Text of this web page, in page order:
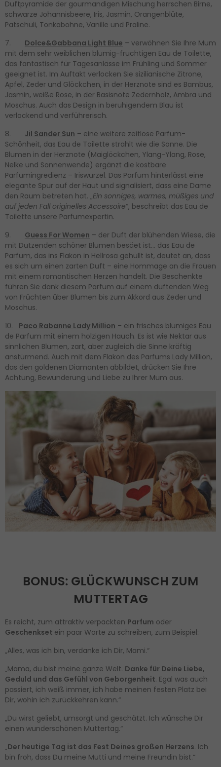
Duftpyramide der gourmandigen Mischung herrschen Birne,
schwarze Johannisbeere, Iris, Jasmin, Orangenblüte,
Patschuli, Tonkabohne, Vanille und Praline.
7. Dolce&Gabbana Light Blue – verwöhnen Sie Ihre Mum
mit dem sehr weiblichen blumig-fruchtigen Eau de Toilette,
das fantastisch für Tagesanlässe im Frühling und Sommer
geeignet ist. Im Auftakt verlocken Sie sizilianische Zitrone,
Apfel, Zeder und Glöckchen, in der Herznote sind es Bambus,
Jasmin, weiße Rose, in der Basisnote Zedernholz, Ambra und
Moschus. Auch das Design in beruhigendem Blau ist
verlockend und verführerisch.
8. Jil Sander Sun – eine weitere zeitlose Parfum-
Schönheit, das Eau de Toilette strahlt wie die Sonne. Die
Blumen in der Herznote (Maiglöckchen, Ylang-Ylang, Rose,
Nelke und Sonnenwende) ergänzt die kostbare
Parfumingredienz – Iriswurzel. Das Parfum hinterlässt eine
elegante Spur auf der Haut und signalisiert, dass eine Dame
den Raum betreten hat. „Ein sonniges, warmes, müßiges und
auf jeden Fall originelles Accessoire“, beschreibt das Eau de
Toilette unsere Parfumexpertin.
9. Guess For Women – der Duft der blühenden Wiese, die
mit Dutzenden schöner Blumen besäet ist… das Eau de
Parfum, das ins Flakon in Hellrosa gehüllt ist, deutet an, dass
es sich um einen zarten Duft – eine Hommage an die Frauen
mit einem romantischen Herzen handelt. Die Beschenkte
führen Sie dank diesem Parfum auf einem duftenden Weg
von Früchten über Blumen bis zum Akkord aus Zeder und
Moschus.
10. Paco Rabanne Lady Million – ein frisches blumiges Eau
de Parfum mit einem holzigen Hauch. Es ist wie Nektar aus
sinnlichen Blumen, zart, aber zugleich die Sinne kräftig
anstürmend. Auch mit dem Flakon des Parfums Lady Million,
das den goldenen Diamanten abbildet, drücken Sie Ihre
Achtung, Bewunderung und Liebe zu Ihrer Mum aus.
BONUS: GLÜCKWUNSCH ZUM
MUTTERTAG
Es reicht, zum attraktiv verpackten Parfum oder
Geschenkset ein paar Worte zu schreiben, zum Beispiel:
„Alles, was ich bin, verdanke ich Dir, Mami.“
„Mama, du bist meine ganze Welt. Danke für Deine Liebe,
Geduld und das Gefühl von Geborgenheit. Egal was auch
passiert, ich weiß immer, ich habe meinen festen Platz bei
Dir, wohin ich zurückkehren kann.“
„Du wirst geliebt, umsorgt und geschätzt. Ich wünsche Dir
einen wunderschönen Muttertag.“
„Der heutige Tag ist das Fest Deines großen Herzens. Ich
bin froh, dass Du meine Mutti und meine Freundin bist.“